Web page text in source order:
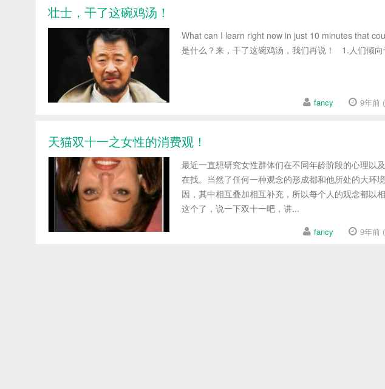
壮士，干了这碗鸡汤！
What can I learn right now in just 10 minutes that
是什么？来，干了这碗鸡汤，我们再说！ 1.人们倾
fancy 9年前
天猫双十一之女性的消费观！
最近一直想研究女性群体们在不同年龄阶段的心理以
在找。当然了任何一种观念的形成都和他所处的大环
因，其中相互叠加相互补充，所以每个人的观念都以
这个了，说一下双十一吧，讲...
fancy 9年前